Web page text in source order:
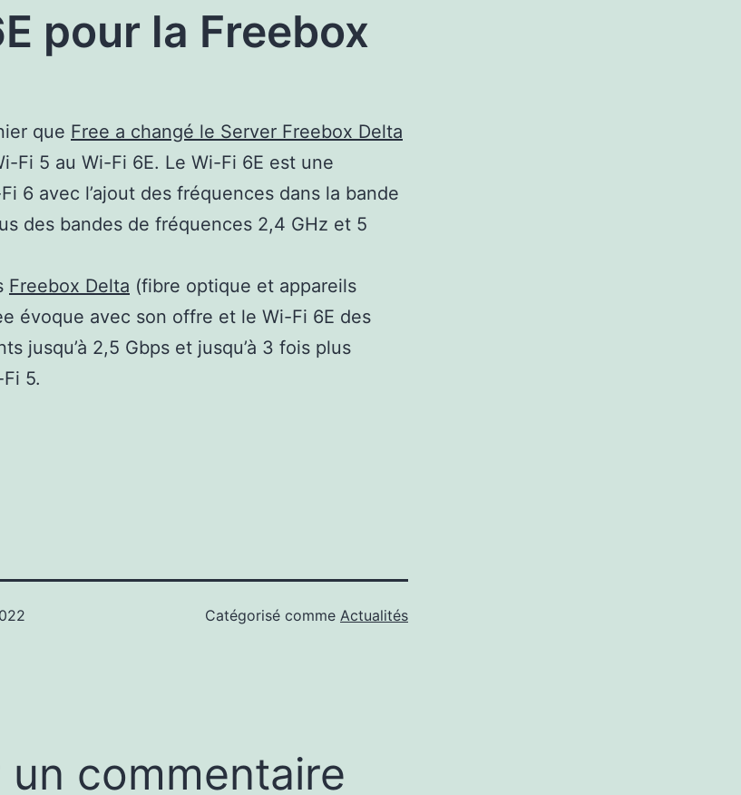
pour la Freebox
que Free a changé le Server Freebox Delta
Fi 5 au Wi-Fi 6E. Le Wi-Fi 6E est une
6 avec l’ajout des fréquences dans la bande
des bandes de fréquences 2,4 GHz et 5
Freebox Delta (fibre optique et appareils
évoque avec son offre et le Wi-Fi 6E des
jusqu’à 2,5 Gbps et jusqu’à 3 fois plus
5.
Catégorisé comme Actualités
un commentaire